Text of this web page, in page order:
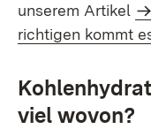
unserem Artikel
richtigen kommt
viel wovon?